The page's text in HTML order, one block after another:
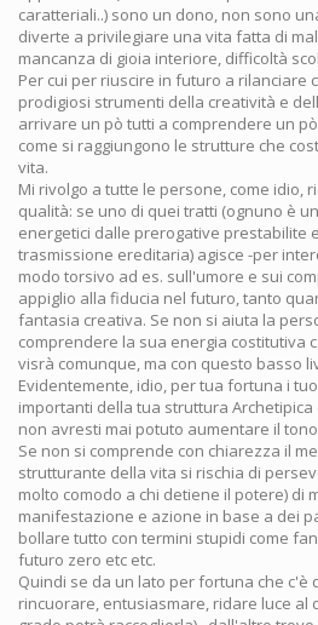
caratteriali..) sono un dono, non sono
diverte a privilegiare una vita fatta di
mancanza di gioia interiore, difficoltà
Per cui per riuscire in futuro a rilanciare
prodigiosi strumenti della creatività e
arrivare un pò tutti a comprendere un
come si raggiungono le strutture che
vita.
Mi rivolgo a tutte le persone, come idio,
qualità: se uno di quei tratti (ognuno è
energetici dalle prerogative prestabilite
trasmissione ereditaria) agisce -per
modo torsivo ad es. sull'umore e sui
appiglio alla fiducia nel futuro, tanto
fantasia creativa. Se non si aiuta la
comprendere la sua energia costitutiva
visrà comunque, ma con questo basso
Evidentemente, idio, per tua fortuna i
importanti della tua struttura
non avresti mai potuto aumentare il
Se non si comprende con chiarezza il
strutturante della vita si rischia di
molto comodo a chi detiene il potere) di
manifestazione e azione in base a dei
bollare tutto con termini stupidi come
futuro zero etc etc.
Quindi se da un lato per fortuna che c'è
rincuorare, entusiasmare, ridare luce al